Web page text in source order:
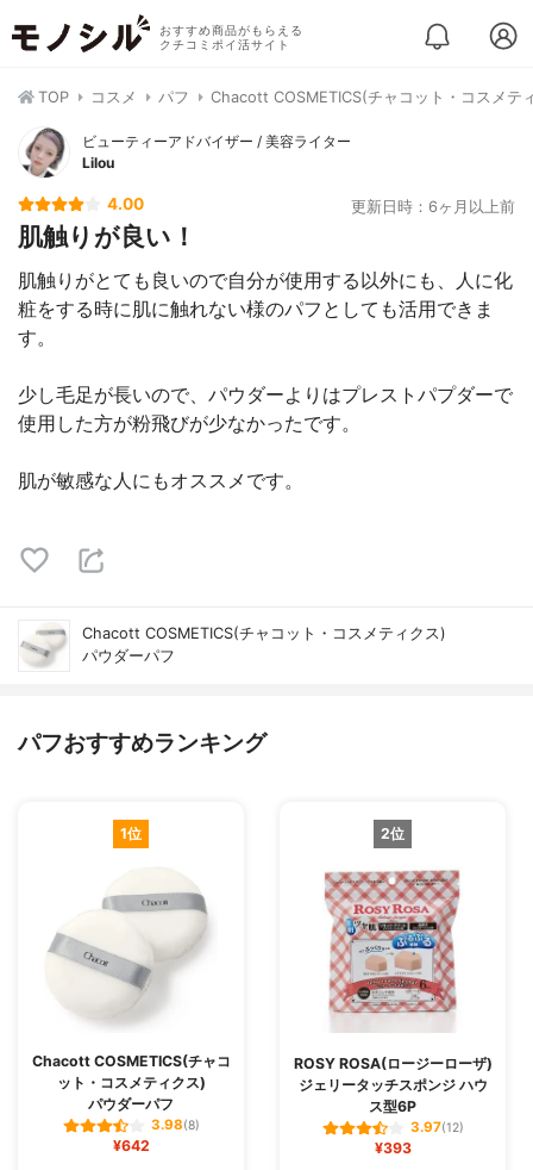
おすすめ商品がもらえる
クチコミポイ活サイト
TOP コスメ パフ Chacott COSMETICS(チャコット・コスメテ
ビューティーアドバイザー / 美容ライター
Lilou
4.00 更新日時：6ヶ月以上前
肌触りが良い！
肌触りがとても良いので自分が使用する以外にも、人に化
粧をする時に肌に触れない様のパフとしても活用できま
す。
少し毛足が長いので、パウダーよりはプレストパプダーで
使用した方が粉飛びが少なかったです。
肌が敏感な人にもオススメです。
Chacott COSMETICS(チャコット・コスメティクス)
パウダーパフ
パフおすすめランキング
1位
Chacott COSMETICS(チャコ
ット・コスメティクス)
パウダーパフ
3.98(8)
¥642
2位
ROSY ROSA(ロージーローザ)
ジェリータッチスポンジ ハウ
ス型6P
3.97(12)
¥393